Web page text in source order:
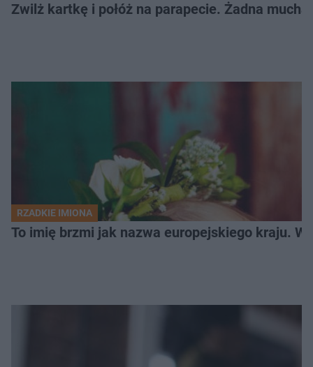
Zwilż kartkę i połóż na parapecie. Żadna
RZADKIE IMIONA
To imię brzmi jak nazwa europejskiego kraju.